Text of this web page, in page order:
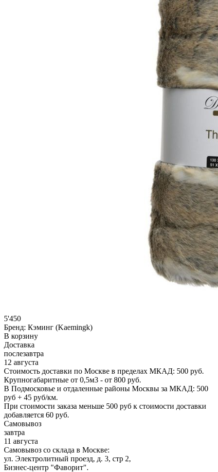
5'450
Бренд: Кэминг (Kaemingk)
В корзину
Доставка
послезавтра
12 августа
Стоимость доставки по Москве в пределах МКАД: 500 руб.
Крупногабаритные от 0,5м3 - от 800 руб.
В Подмосковье и отдаленные районы Москвы за МКАД: 500
руб + 45 руб/км.
При стоимости заказа меньше 500 руб к стоимости доставки
добавляется 60 руб.
Самовывоз
завтра
11 августа
Самовывоз со склада в Москве:
ул. Электролитный проезд, д. 3, стр 2,
Бизнес-центр "Фаворит".